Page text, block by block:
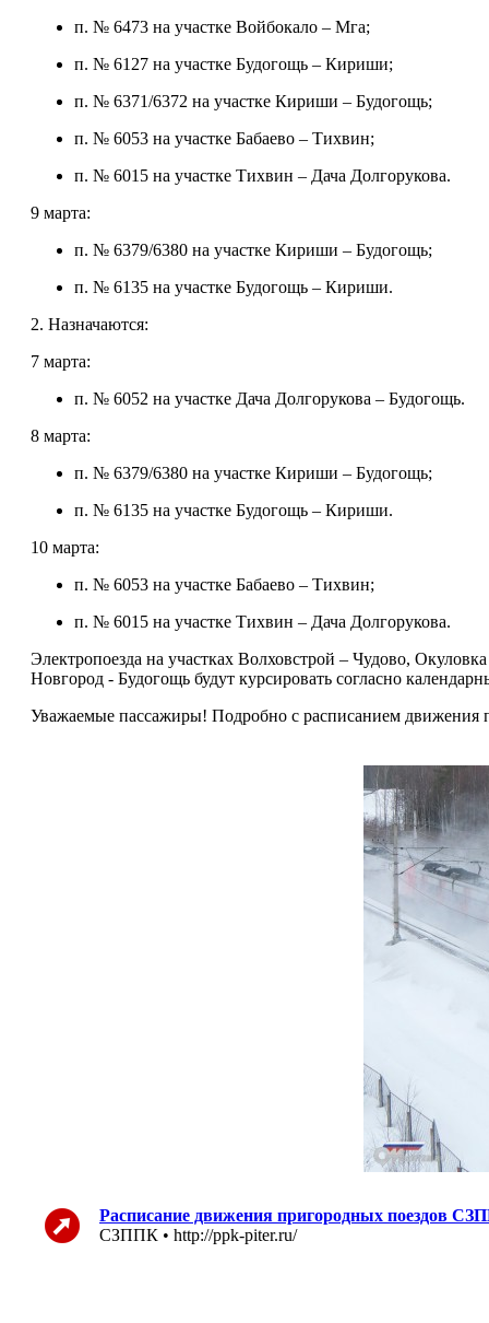
п. № 6473 на участке Войбокало – Мга;
п. № 6127 на участке Будогощь – Кириши;
п. № 6371/6372 на участке Кириши – Будогощь;
п. № 6053 на участке Бабаево – Тихвин;
п. № 6015 на участке Тихвин – Дача Долгорукова.
9 марта:
п. № 6379/6380 на участке Кириши – Будогощь;
п. № 6135 на участке Будогощь – Кириши.
2. Назначаются:
7 марта:
п. № 6052 на участке Дача Долгорукова – Будогощь.
8 марта:
п. № 6379/6380 на участке Кириши – Будогощь;
п. № 6135 на участке Будогощь – Кириши.
10 марта:
п. № 6053 на участке Бабаево – Тихвин;
п. № 6015 на участке Тихвин – Дача Долгорукова.
Электропоезда на участках Волховстрой – Чудово,
Новгород - Будогощь будут курсировать согласно
Уважаемые пассажиры! Подробно с расписанием движения
Расписание движения пригородных поездов
СЗППК • http://ppk-piter.ru/